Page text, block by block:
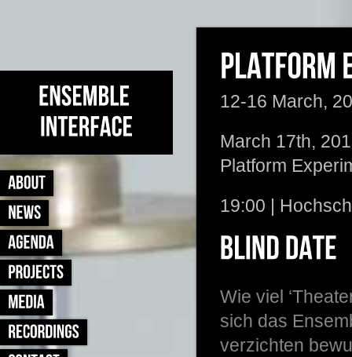
12-16 March,
March 17th,
Platform
19:00 |
Wie viel
sich das
verzichten